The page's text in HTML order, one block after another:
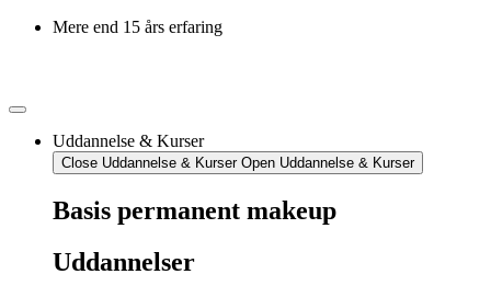
Mere end 15 års erfaring
Uddannelse & Kurser
Close Uddannelse & Kurser Open Uddannelse & Kurser
Basis permanent makeup
Uddannelser